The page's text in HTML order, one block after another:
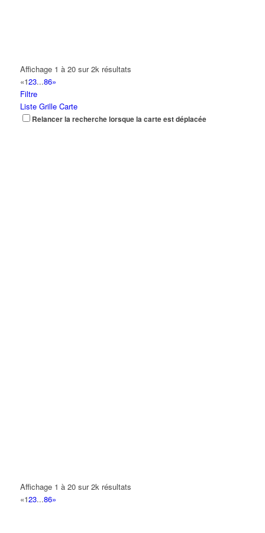
Affichage 1 à 20 sur 2k résultats
«123...86»
Filtre
Liste Grille Carte
Relancer la recherche lorsque la carte est déplacée
Affichage 1 à 20 sur 2k résultats
«123...86»